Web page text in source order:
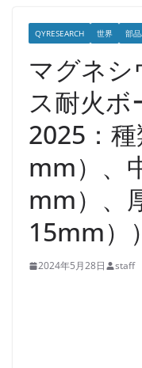
QYRESEARCH 世界 部
マグネシ
ス耐火ボ
2025：
mm）、
mm）、
15mm）
2024年5月28日 staff